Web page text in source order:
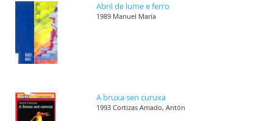
Abril de lume e ferro
1989 Manuel María
A bruxa sen curuxa
1993 Cortizas Amado, Antón